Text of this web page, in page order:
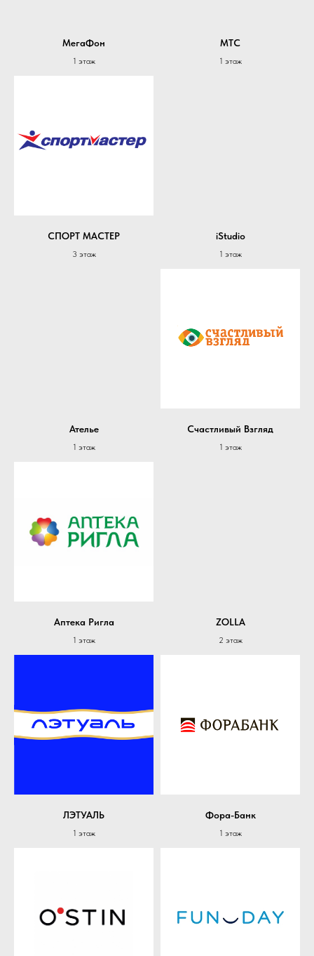
МегаФон
1 этаж
МТС
1 этаж
СПОРТ МАСТЕР
3 этаж
iStudio
1 этаж
Ателье
1 этаж
Счастливый Взгляд
1 этаж
Аптека Ригла
1 этаж
ZOLLA
2 этаж
ЛЭТУАЛЬ
1 этаж
Фора-Банк
1 этаж